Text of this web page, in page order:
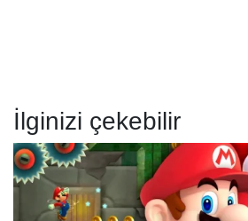
İlginizi çekebilir